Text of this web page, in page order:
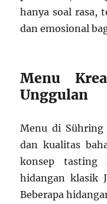
hanya soal rasa,
dan emosional
Menu
Unggulan
Menu di
dan kualitas
konsep tasting
hidangan klasik
Beberapa